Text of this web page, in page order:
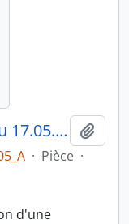
Remue-ménage. Émission du 17.05.1989 1/2
· Pièce ·
d'une